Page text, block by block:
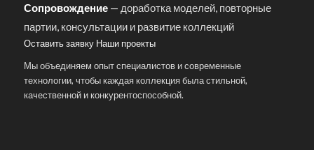
Сопровождение— доработка моделей, повторные
партии, консультации и развитие коллекций
Оставить заявку Наши проекты
Мы объединяем опыт специалистов и современные
технологии, чтобы каждая коллекция была стильной,
качественной и конкурентоспособной.